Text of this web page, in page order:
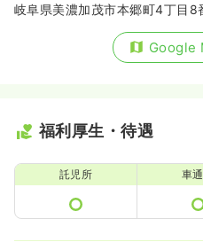
岐阜県美濃加茂市本郷町4丁目8
Google
福利厚生・待遇
託児所 車